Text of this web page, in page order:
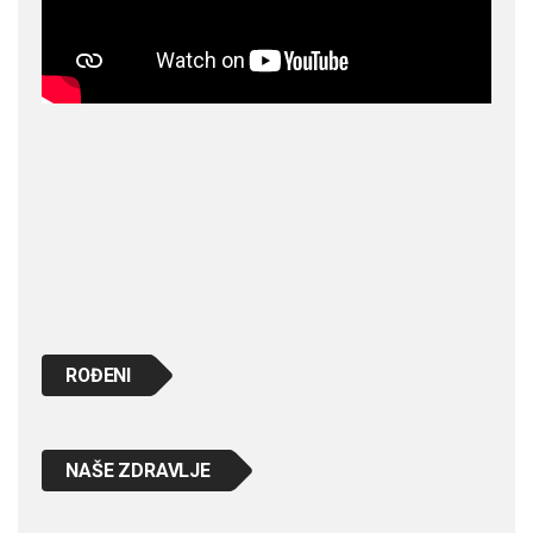
ROĐENI
NAŠE ZDRAVLJE